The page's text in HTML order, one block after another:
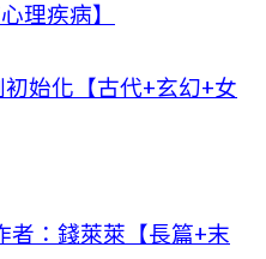
理疾病】
初始化【古代+玄幻+女
者：錢萊萊【長篇+末